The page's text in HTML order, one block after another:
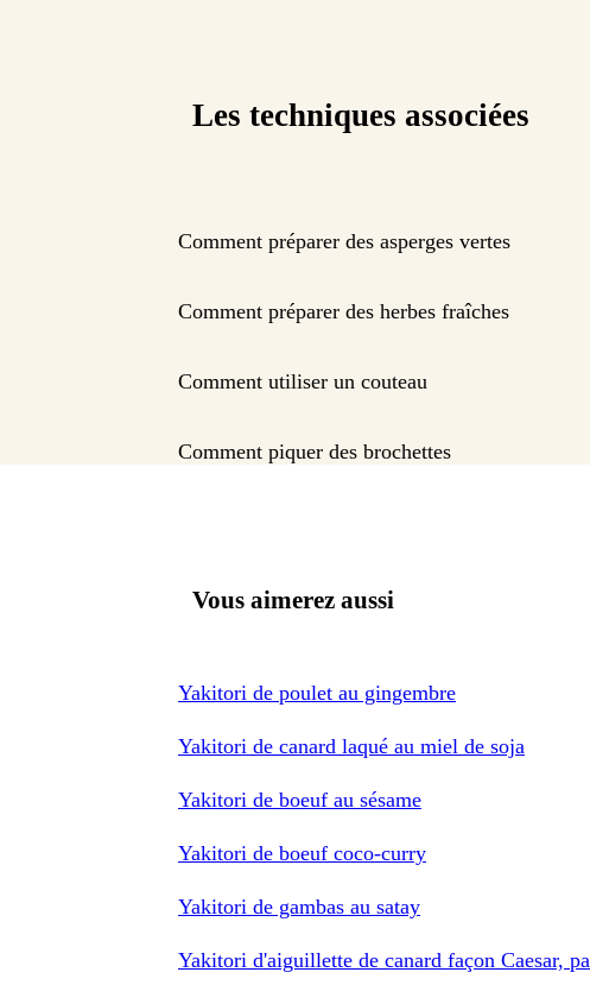
Les techniques associées
Comment préparer des asperges vertes
Comment préparer des herbes fraîches
Comment utiliser un couteau
Comment piquer des brochettes
Vous aimerez aussi
Yakitori de poulet au gingembre
Yakitori de canard laqué au miel de soja
Yakitori de boeuf au sésame
Yakitori de boeuf coco-curry
Yakitori de gambas au satay
Yakitori d'aiguillette de canard façon Caesar,